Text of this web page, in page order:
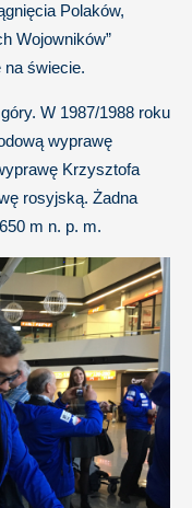
Polaków,
Wojowników”
świecie.
W 1987/1988 roku
wyprawę
Krzysztofa
rosyjską. Żadna
m n. p. m.